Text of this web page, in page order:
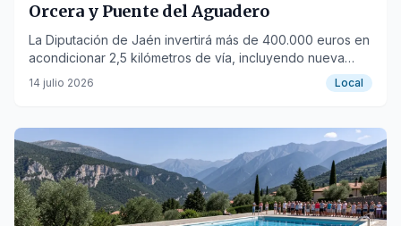
Orcera y Puente del Aguadero
La Diputación de Jaén invertirá más de 400.000 euros en
acondicionar 2,5 kilómetros de vía, incluyendo nueva
capa de aglomerado y barreras de seguridad.
14 julio 2026 Local